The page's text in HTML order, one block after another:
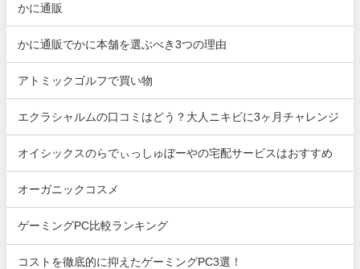
かに通販
かに通販でかに本舗を選ぶべき3つの理由
アトミックゴルフで買い物
エクラシャルムの口コミはどう？大人ニキビに3ヶ月チャレンジ
オイシックスのらでぃっしゅぼーやの宅配サービスはおすすめ
オーガニックコスメ
ゲーミングPC比較ランキング
コストを徹底的に抑えたゲーミングPC3選！